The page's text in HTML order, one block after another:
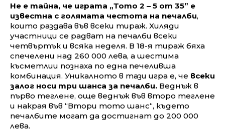
Не е тайна, че играта „Тото 2 – 5 от 35” е
известна с голямата честота на печалби,
които раздава във всеки тираж. Хиляди
участници се радват на печалби всеки
четвъртък и всяка неделя. В 18-я тираж бяха
спечелени над 260 000 лева, а шестима
късметлии познаха по една печеливша
комбинация. Уникалното в тази игра е, че всеки
залог носи три шанса за печалби. Веднъж в
първо теглене, още веднъж във второ теглене
и накрая във “Втори тото шанс“, където
печалбите могат да достигнат до 200 000
лева.